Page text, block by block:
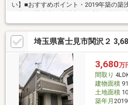
い】■おすすめポイント・2019年築の築
LDKはゆったりとした家族のくつろぎ空
配したふれあいの住まい・水回りが集中
楽々・周辺は低層住宅が建ち並ぶ落ち着
スーパーカスミフードスクエア：徒歩6
7分・ウエルシア：徒歩9分・ららぽー
沢小学校：徒歩10分・富士見台幼稚園
徒歩8分・俣埜公園：徒歩7分
埼玉県富士見市関沢２
3,680万
間取り
建物面積
土地面積
築年月